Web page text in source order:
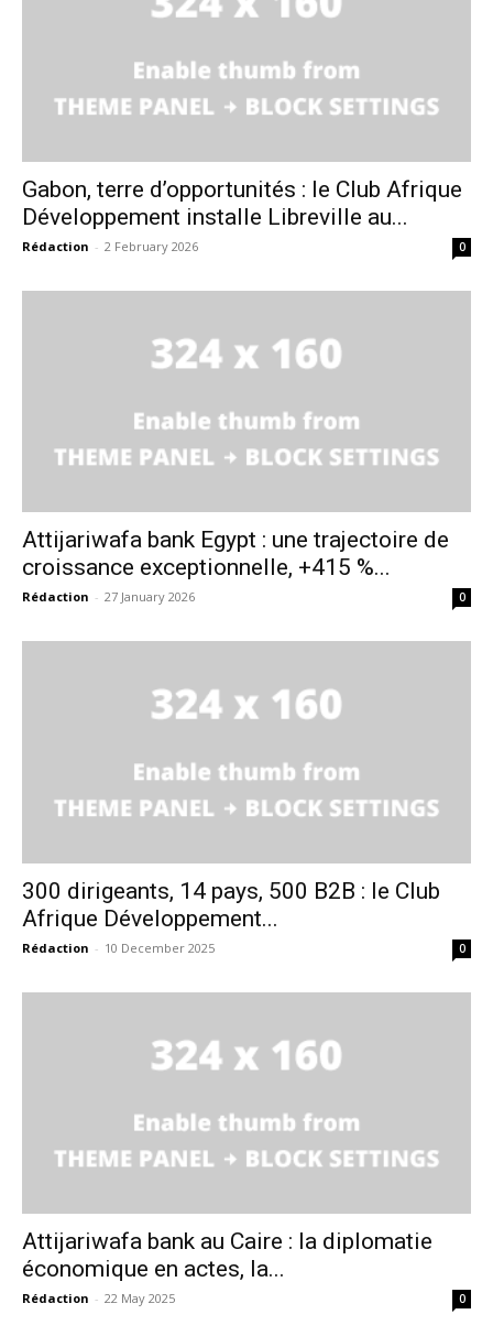
Gabon, terre d’opportunités : le Club Afrique
Développement installe Libreville au...
Rédaction - 2 February 2026 0
Attijariwafa bank Egypt : une trajectoire de
croissance exceptionnelle, +415 %...
Rédaction - 27 January 2026 0
300 dirigeants, 14 pays, 500 B2B : le Club
Afrique Développement...
Rédaction - 10 December 2025 0
Attijariwafa bank au Caire : la diplomatie
économique en actes, la...
Rédaction - 22 May 2025 0